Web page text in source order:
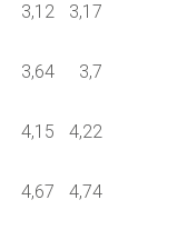
3,12 3,17
3,64 3,7
4,15 4,22
4,67 4,74